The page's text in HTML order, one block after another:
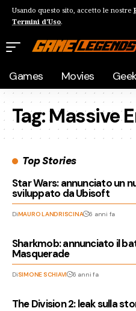
Usando questo sito, accetto le nostre
Termini d'Uso.
Games Movies
Tag:Massive
Top Stories
Star Wars: annunciato un
sviluppato da Ubisoft
DiMAURO LANDRISCINA 6 anni fa
Sharkmob: annunciato il
Masquerade
DiSIMONE SCHIAVI 6 anni fa
The Division 2: leak sulla